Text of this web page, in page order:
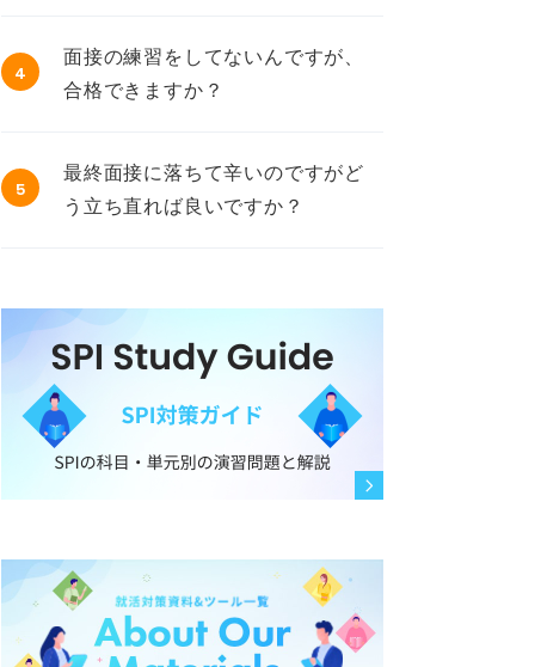
4
面接の練習をしてないんですが、
合格できますか？
5
最終面接に落ちて辛いのですがど
う立ち直れば良いですか？